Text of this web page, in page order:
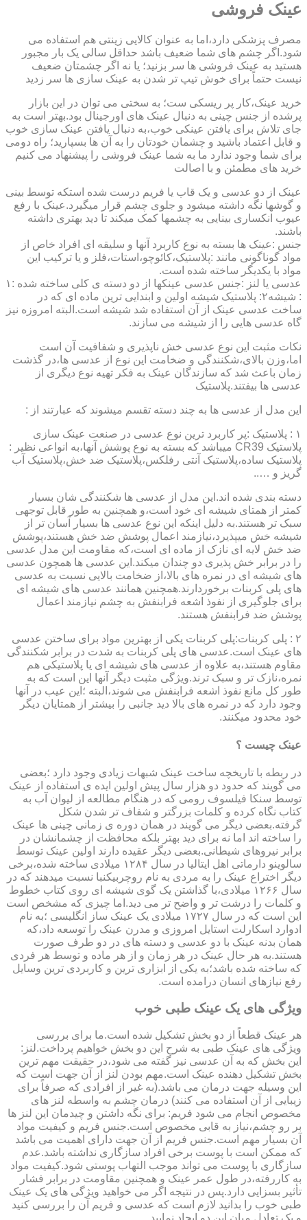
عینک فروشی
مصرف پزشکی دارد،اما به عنوان کالایی زینتی هم استفاده می
شود.اگر چشم های شما ضعیف باشد حداقل سالی یک بار مجبور
هستید به عینک فروشی ها سر بزنید؛ یا نه اگر چشمتان ضعیف
نیست حتماً برای خوش تیپ تر شدن به عینک سازی ها سر زدید
خرید عینک،کار پر ریسکی ست؛ به سختی می توان در این بازار
پرشده از جنس چینی به دنبال عینک های اورجینال بود.بهتر است به
جای تلاش برای یافتن عینکی خوب،به دنبال یافتن عینک سازی خوب
و قابل اعتماد باشید و چشمان خودتان را به آن ها بسپارید؛ راه دومی
برای شما وجود ندارد ما به شما عینک فروشی را پیشنهاد می کنیم
خرید های مطمئن و با اصالت
عینک از دو عدسی و یک قاب یا فریم درست شده استکه توسط بینی
و گوشها نگه داشته میشود و جلوی چشم قرار میگیرد.عینک با رفع
عیوب انکساری بینایی به چشمها کمک میکند تا دید بهتری داشته
باشند.
جنس :عینک ها بسته به نوع کاربرد آنها و سلیقه ای افراد خاص از
مواد گوناگونی مانند :پلاستیک،کائوچو،استات،فلز و یا ترکیب این
مواد با یکدیگر ساخته شده است.
عدسی یا لنز :جنس عدسی عینکها از دو دسته ی کلی ساخته شده :۱
: شیشه۲: پلاستیک شیشه اولین و ابندایی ترین ماده ای که در
ساخت عدسی عینک از آن استفاده شد شیشه است.البته امروزه نیز
گاه عدسی هایی را از شیشه می سازند.
نکات مثبت این نوع عدسی خش ناپذیری و شفافیت آن است
اما،وزن بالای،شکنندگی و ضخامت این نوع از عدسی ها،در گذشت
زمان باعث شد که سازندگان عینک به فکر تهیه نوع دیگری از
عدسی ها بیفتند.پلاستیک
این مدل از عدسی ها به چند دسته تقسم میشوند که عبارتند از :
۱ : پلاستیک :پر کاربرد ترین نوع عدسی در صنعت عینک سازی
پلاستیک CR39 میباشد که بسته به نوع پوشش آنها،به انواعی نظیر :
پلاستیک ساده،پلاستیک آنتی رفلکس،پلاستیک ضد خش،پلاستیک آب
گریز و …..
دسته بندی شده اند.این مدل از عدسی ها شکنندگی شان بسیار
کمتر از همتای شیشه ای خود است،و همچنین به طور قابل توجهی
سبک تر هستند.به دلیل اینکه این نوع عدسی ها بسیار آسان تر از
شیشه خش میپذیرد،نیازمند اعمال پوشش ضد خش هستند،پوشش
ضد خش لایه ای نازک از ماده ای است،که مقاومت این مدل عدسی
را در برابر خش پذیری دو چندان میکند.این عدسی ها همچون عدسی
های شیشه ای در نمره های بالا،از ضخامت بالایی نسبت به عدسی
های پلی کربنات برخوردارند.همچنین همانند عدسی های شیشه ای
برای جلوگیری از نفوذ اشعه فرابنفش به چشم نیازمند اعمال
پوشش ضد فرابنفش هستند.
۲ : پلی کربنات:پلی کربنات یکی از بهترین مواد برای ساختن عدسی
های عینک است.عدسی های پلی کربنات به شدت در برابر شکنندگی
مقاوم هستند،به علاوه از عدسی های شیشه ای یا پلاستیکی هم
نمره،نازک تر و سبک ترند.ویژگی مثبت دیگر آنها این است که به
طور کل مانع نفوذ اشعه فرابنفش می شوند،البته ؛این عیب در آنها
وجود دارد که در نمره های بالا دید جانبی را بیشتر از همتایان دیگر
خود محدود میکنند.
عینک چیست ؟
در ربطه با تاریخچه ساخت عینک شبهات زیادی وجود دارد ؛بعضی
می گویند که حدود دو هزار سال پیش اولین ایده ی استفاده از عینک
توسط سنکا فیلسوف رومی که در هنگام مطالعه از لیوان آب به
کتاب نگاه کرده و کلمات بزرگتر و شفاف تر شدن شکل
گرفته.بعضی دیگر می گویند در همان دوره ی زمانی چینی ها عینک
را ساخته اند اما نه برای دید بهتر بلکه محافظت از چشمانشان در
برابر نیروهای شیطانی.بعضی دیگر عقیده دارند اولین عینک توسط
سالوینو دارماتی اهل ایتالیا در سال ۱۲۸۴ میلادی ساخته شده،برخی
دیگر اختراع عینک را به مردی به نام روچربیکنبا نسبت میدهند که در
سال ۱۲۶۶ میلادی،با گذاشتن یک گوی شیشه ای روی کتاب خطوط
و کلمات را درشت تر و واضح تر می دید.اما چیزی که مشخص است
این است که در سال ۱۷۲۷ میلادی یک عینک ساز انگلیسی ؛به نام
ادوارد اسکارلت استایل امروزی و مدرن عینک را توسعه داد،که
همان بدنه عینک با دو عدسی و دسته های در دو طرف صورت
هستند.به هر حال عینک در هر زمان و از هر ماده و توسط هر فردی
که ساخته شده باشد؛به یکی از ابزاری ترین و کاربردی ترین وسایل
رفع نیازهای انسان درامده است.
ویژگی های یک عینک طبی خوب
هر عینک قطعاً از دو بخش تشکیل شده است.ما برای بررسی
ویژگی های عینک طبی به شرح این دو بخش خواهیم پرداخت.لنز:
این بخش که به آن عدسی نیز گفته می شود،در حقیقت مهم ترین
بخش تشکیل دهنده عینک است.مهم بودن لنز از آن جهت است که
این وسیله جهت درمان می باشد.(به غیر از افرادی که صرفاً برای
زیبایی از آن استفاده می کنند) درمان چشم به واسطه لنز های
مخصوص انجام می شود فریم: برای نگه داشتن و چیدمان این لنز ها
بر رو چشم،نیاز به قابی مخصوص است.جنس فریم و کیفیت مواد
آن بسیار مهم است.جنس فریم از آن جهت دارای اهمیت می باشد
که ممکن است با پوست برخی افراد سازگاری نداشته باشد.عدم
سازگاری با پوست می تواند موجب التهاب پوستی شود.کیفیت مواد
به کاررفته،در طول عمر عینک و همچنین مقاومت در برابر فشار
تأثیر بسزایی دارد.پس در نتیجه اگر می خواهید ویژگی های یک عینک
طبی خوب را بدانید لازم است که عدسی و فریم آن را بررسی کنید